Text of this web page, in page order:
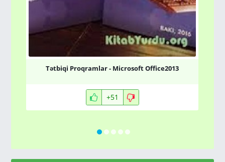
Tətbiqi Proqramlar - Microsoft Office2013
+51